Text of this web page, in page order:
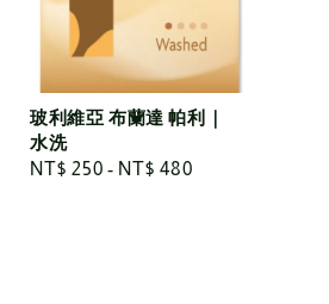
玻利維亞 布蘭達 帕利｜
水洗
Regular
NT$ 250 - NT$ 480